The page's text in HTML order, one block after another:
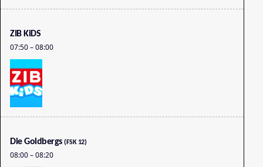
ZIB KiDS
07:50–08:00
Die Goldbergs (FSK 12)
08:00–08:20